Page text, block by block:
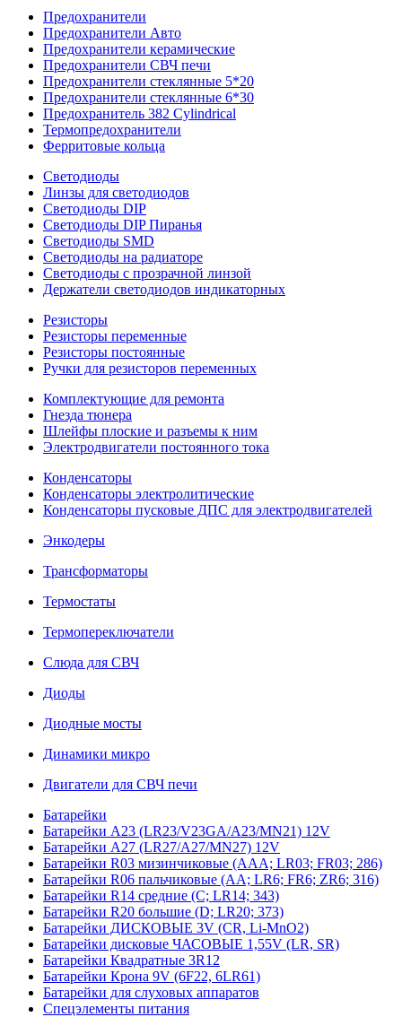
Предохранители
Предохранители Авто
Предохранители керамические
Предохранители СВЧ печи
Предохранители стеклянные 5*20
Предохранители стеклянные 6*30
Предохранитель 382 Cylindrical
Термопредохранители
Ферритовые кольца
Светодиоды
Линзы для светодиодов
Светодиоды DIP
Светодиоды DIP Пиранья
Светодиоды SMD
Светодиоды на радиаторе
Светодиоды с прозрачной линзой
Держатели светодиодов индикаторных
Резисторы
Резисторы переменные
Резисторы постоянные
Ручки для резисторов переменных
Комплектующие для ремонта
Гнезда тюнера
Шлейфы плоские и разъемы к ним
Электродвигатели постоянного тока
Конденсаторы
Конденсаторы электролитические
Конденсаторы пусковые ДПС для электродвигателей
Энкодеры
Трансформаторы
Термостаты
Термопереключатели
Слюда для СВЧ
Диоды
Диодные мосты
Динамики микро
Двигатели для СВЧ печи
Батарейки
Батарейки A23 (LR23/V23GA/A23/MN21) 12V
Батарейки A27 (LR27/A27/MN27) 12V
Батарейки R03 мизинчиковые (AAA; LR03; FR03; 286)
Батарейки R06 пальчиковые (AA; LR6; FR6; ZR6; 316)
Батарейки R14 средние (C; LR14; 343)
Батарейки R20 большие (D; LR20; 373)
Батарейки ДИСКОВЫЕ 3V (CR, Li-MnO2)
Батарейки дисковые ЧАСОВЫЕ 1,55V (LR, SR)
Батарейки Квадратные 3R12
Батарейки Крона 9V (6F22, 6LR61)
Батарейки для слуховых аппаратов
Спецэлементы питания